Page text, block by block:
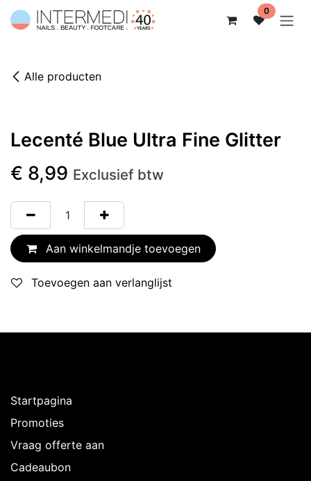
Overslaan naar inhoud 0
Alle producten
Lecenté Blue Ultra Fine Glitter
€ 8,99 Exclusief btw
Aan winkelmandje toevoegen
Toevoegen aan verlanglijst
Startpagina
Promoties
Vraag offerte aan
Cadeaubon